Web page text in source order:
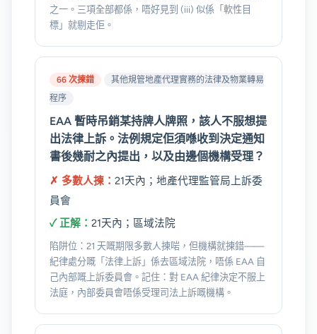
之一。三項全部都係，唔好見到 (iii) 似係「軟性目
標」就剔走佢。
66 次揀錯
其他規管地產代理實務的法律及物業轉易
程序
EAA 暫時吊銷某持牌人牌照，該人不服想提
出法律上訴。法例規定佢須喺收到決定通知
書後幾耐之內提出，以及由邊個機構受理？
✗ 多數人揀： 21天內；地產代理監管局上訴委
員會
✓ 正解： 21天內；區域法院
陷阱位：21 天嘅期限多數人揀啱，但機構就揀錯——
紀律處分嘅「法律上訴」係去區域法院，唔係 EAA 自
己內部嘅上訴委員會。記住：對 EAA 紀律決定不服上
法庭，內部委員會唔係受理司法上訴嘅機構。